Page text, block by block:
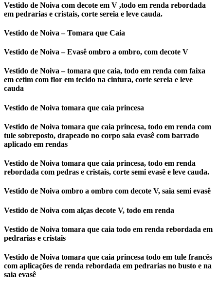
Vestido de Noiva com decote em V ,todo em renda rebordada
em pedrarias e cristais, corte sereia e leve cauda.
Vestido de Noiva – Tomara que Caia
Vestido de Noiva – Evasê ombro a ombro, com decote V
Vestido de Noiva – tomara que caia, todo em renda com faixa
em cetim com flor em tecido na cintura, corte sereia e leve
cauda
Vestido de Noiva tomara que caia princesa
Vestido de Noiva tomara que caia princesa, todo em renda com
tule sobreposto, drapeado no corpo saia evasê com barrado
aplicado em rendas
Vestido de Noiva tomara que caia princesa, todo em renda
rebordada com pedras e cristais, corte semi evasê e leve cauda.
Vestido de Noiva ombro a ombro com decote V, saia semi evasê
Vestido de Noiva com alças decote V, todo em renda
Vestido de Noiva tomara que caia todo em renda rebordada em
pedrarias e cristais
Vestido de Noiva tomara que caia princesa todo em tule francês
com aplicações de renda rebordada em pedrarias no busto e na
saia evasê